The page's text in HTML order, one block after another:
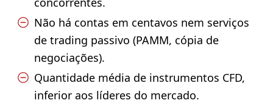
Não há contas em centavos nem serviços
de trading passivo (PAMM, cópia de
negociações).
Quantidade média de instrumentos CFD,
inferior aos líderes do mercado.